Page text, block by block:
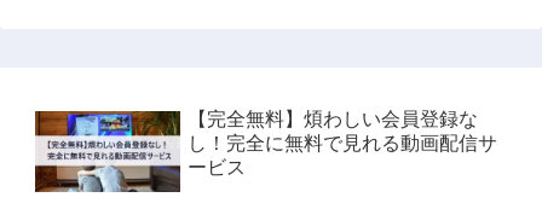
【完全無料】煩わしい会員登録な
し！完全に無料で見れる動画配信サ
ービス